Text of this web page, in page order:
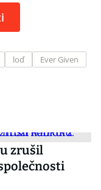
loď
Ever Given
zrušil